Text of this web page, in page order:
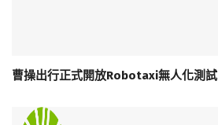
曹操出行正式開放Robotaxi無人化測試